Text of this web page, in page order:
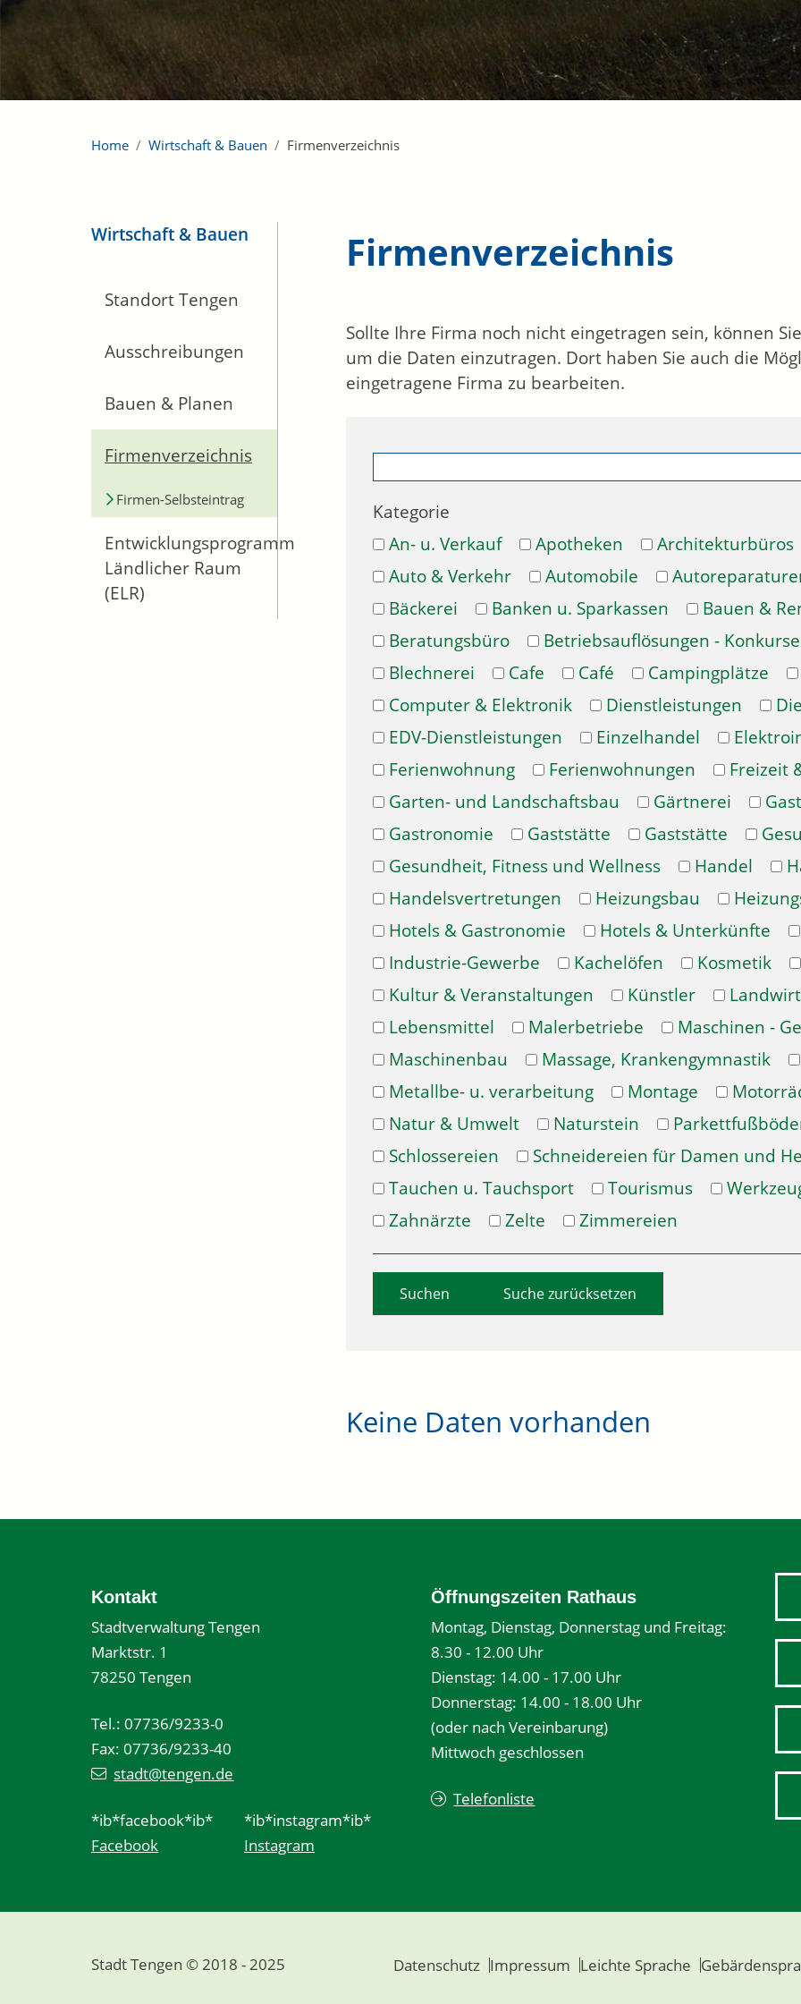
Home Wirtschaft & Bauen Firmenverzeichnis
Wirtschaft & Bauen
Standort Tengen
Ausschreibungen
Bauen & Planen
Firmenverzeichnis
Firmen-Selbsteintrag
Entwicklungsprogramm
Ländlicher Raum
(ELR)
Firmenverzeichnis
Sollte Ihre Firma noch nicht eingetragen sein, können
um die Daten einzutragen. Dort haben Sie auch die
eingetragene Firma zu bearbeiten.
Kategorie
An- u. Verkauf
Apotheken Architekturbüros
Auto & Verkehr
Automobile
Bäckerei
Banken u. Sparkassen Bauen &
Beratungsbüro
Betriebsauflösungen - Konkurse
Blechnerei
Cafe Café Campingplätze
Computer & Elektronik
Dienstleistungen
EDV-Dienstleistungen
Einzelhandel
Ferienwohnung
Ferienwohnungen Freizeit
Garten- und Landschaftsbau
Gärtnerei
Gastronomie
Gaststätte Gaststätte
Gesundheit, Fitness und Wellness
Handel
Handelsvertretungen
Heizungsbau
Hotels & Gastronomie
Hotels & Unterkünfte
Industrie-Gewerbe
Kachelöfen Kosmetik
Kultur & Veranstaltungen
Künstler
Lebensmittel
Malerbetriebe
Maschinen -
Maschinenbau
Massage, Krankengymnastik
Metallbe- u. verarbeitung
Montage
Natur & Umwelt
Naturstein
Schlossereien
Schneidereien für Damen und
Tauchen u. Tauchsport
Tourismus
Zahnärzte
Zelte Zimmereien
Suche zurücksetzen
Keine Daten vorhanden
Kontakt
Stadtverwaltung Tengen
Marktstr. 1
78250 Tengen
Tel.: 07736/9233-0
Fax: 07736/9233-40
stadt@tengen.de
*ib*facebook*ib*
Facebook
*ib*instagram*ib*
Instagram
Öffnungszeiten Rathaus
Montag, Dienstag, Donnerstag und Freitag:
8.30 - 12.00 Uhr
Dienstag: 14.00 - 17.00 Uhr
Donnerstag: 14.00 - 18.00 Uhr
(oder nach Vereinbarung)
Mittwoch geschlossen
Telefonliste
Stadt Tengen © 2018 - 2025 Datenschutz Impressum Leichte Sprache